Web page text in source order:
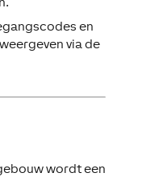
en
via de
wordt een